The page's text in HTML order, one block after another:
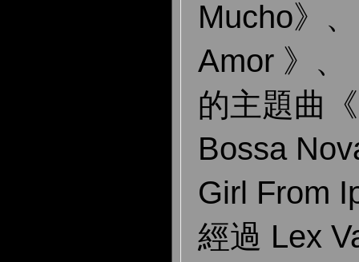
Mucho》
Amor 》、
的主題曲
Bossa
Girl From
經過 Lex